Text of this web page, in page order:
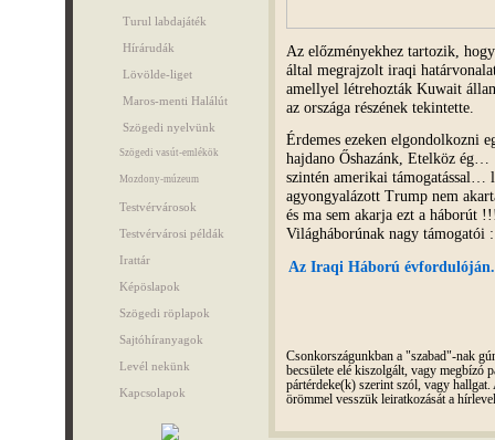
Turul labdajáték
Hírárudák
Lövölde-liget
Maros-menti Halálút
Szögedi nyelvünk
Szögedi vasút-emlékök
Mozdony-múzeum
Testvérvárosok
Testvérvárosi példák
Irattár
Képöslapok
Szögedi röplapok
Sajtóhíranyagok
Levél nekünk
Kapcsolapok
Az előzményekhez tartozik,
által megrajzolt iraqi
amellyel létrehozták Kuwait
az országa részének tekintette.
Érdemes ezeken elgondolkozni
hajdano Őshazánk, Etelköz ég…
szintén amerikai támogatással…
agyongyalázott Trump nem
és ma sem akarja ezt a háborút
Világháborúnak nagy támogatói :
Az Iraqi Háború
Csonkországunkban a "szabad"-nak
becsülete elé kiszolgált, vagy megbízó
pártérdeke(k) szerint szól, vagy
örömmel vesszük leiratkozását a